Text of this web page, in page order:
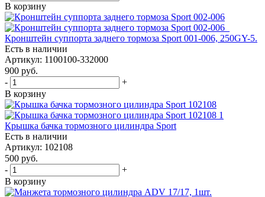
В корзину
Кронштейн суппорта заднего тормоза Sport 001-006, 250GY-5.
Есть в наличии
Артикул: 1100100-332000
900 руб.
-
+
В корзину
Крышка бачка тормозного цилиндра Sport
Есть в наличии
Артикул: 102108
500 руб.
-
+
В корзину